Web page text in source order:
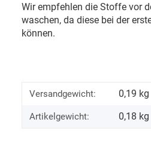
Wir empfehlen die Stoffe vor
waschen, da diese bei der
können.
Versandgewicht: 0,19 kg
Artikelgewicht: 0,18 kg